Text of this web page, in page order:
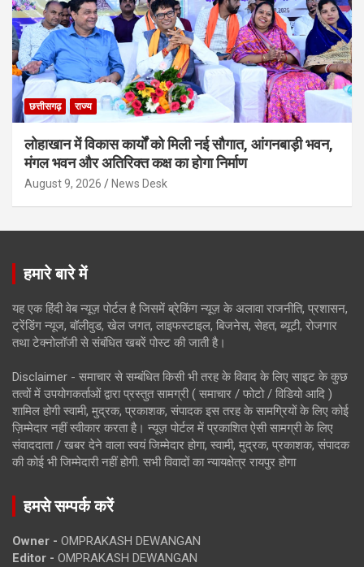
छत्तीसगढ़ राज्य
लोहाखान में विकास कार्यों को मिली नई सौगात, आंगनबाड़ी भवन,
मंगल भवन और अतिरिक्त कक्ष का होगा निर्माण
August 9, 2026 News Desk
हमारे बारे में
यह एक हिंदी वेब न्यूज़ पोर्टल है जिसमें ब्रेकिंग न्यूज़ के अलावा राजनीति, प्रशासन,
ट्रेंडिंग न्यूज, बॉलीवुड, खेल जगत, लाइफस्टाइल, बिजनेस, सेहत, ब्यूटी, रोजगार
तथा टेक्नोलॉजी से संबंधित खबरें पोस्ट की जाती है।
Disclaimer - समाचार से सम्बंधित किसी भी तरह के विवाद के लिए साइट के कुछ
तत्वों में उपयोगकर्ताओं द्वारा प्रस्तुत सामग्री ( समाचार / फोटो / विडियो आदि )
शामिल होगी स्वामी, मुद्रक, प्रकाशक, संपादक इस तरह के सामग्रियों के लिए कोई
ज़िम्मेदार नहीं स्वीकार करता है। न्यूज़ पोर्टल में प्रकाशित ऐसी सामग्री के लिए
संवाददाता / खबर देने वाला स्वयं जिम्मेदार होगा, स्वामी, मुद्रक, प्रकाशक, संपादक
की कोई भी जिम्मेदारी नहीं होगी. सभी विवादों का न्यायक्षेत्र रायपुर होगा
हमसे सम्पर्क करें
Owner - OMPRAKASH DEWANGAN
Editor - OMPRAKASH DEWANGAN